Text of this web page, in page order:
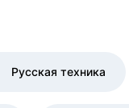
Русская техника